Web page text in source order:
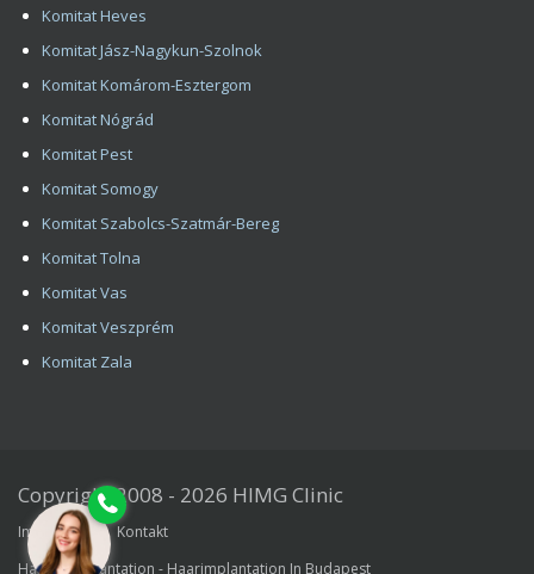
Komitat Heves
Komitat Jász-Nagykun-Szolnok
Komitat Komárom-Esztergom
Komitat Nógrád
Komitat Pest
Komitat Somogy
Komitat Szabolcs-Szatmár-Bereg
Komitat Tolna
Komitat Vas
Komitat Veszprém
Komitat Zala
Copyright 2008 - 2026 HIMG Clinic
Impressum
Kontakt
Haartransplantation - Haarimplantation In Budapest